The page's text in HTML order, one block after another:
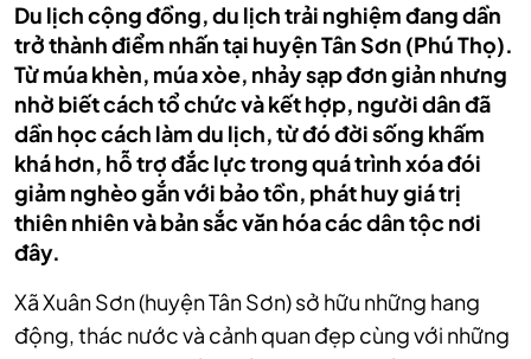
Du lịch cộng đồng, du lịch trải nghiệm đang dần
trở thành điểm nhấn tại huyện Tân Sơn (Phú Thọ).
Từ múa khèn, múa xòe, nhảy sạp đơn giản nhưng
nhờ biết cách tổ chức và kết hợp, người dân đã
dần học cách làm du lịch, từ đó đời sống khấm
khá hơn, hỗ trợ đắc lực trong quá trình xóa đói
giảm nghèo gắn với bảo tồn, phát huy giá trị
thiên nhiên và bản sắc văn hóa các dân tộc nơi
đây.
Xã Xuân Sơn (huyện Tân Sơn) sở hữu những hang
động, thác nước và cảnh quan đẹp cùng với những